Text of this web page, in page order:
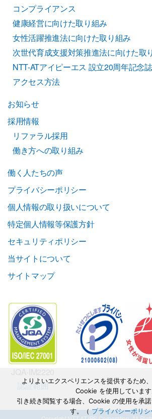
コンプライアンス
健康経営に向けた取り組み
女性活躍推進法に向けた取り組み
次世代育成支援対策推進法に向けた取
NTT-ATアイピーエス 設立20周年記念誌
アクセス方法
お知らせ
採用情報
リファラル採用
働き方への取り組み
働く人たちの声
プライバシーポリシー
個人情報の取り扱いについて
特定個人情報等保護方針
セキュリティポリシー
当サイトについて
サイトマップ
JQA-IM2220
認証範囲
よりよいエクスペリエンスを提供するため
Cookie を使用しています
引き続き閲覧する場合、Cookie の使用を承
す。（プライバシーポリシ